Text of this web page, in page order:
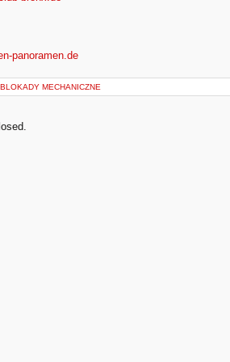
panoramen.de
BLOKADY MECHANICZNE